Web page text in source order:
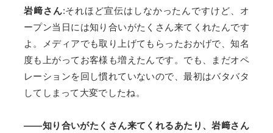
岩﨑さん:それほど宣伝はしなかったんですけど、オ
ープン当日には知り合いがたくさん来てくれたんです
よ。メディアでも取り上げてもらったおかげで、知名
度も上がってお客様も増えたんです。でも、まだオペ
レーションを回し慣れていないので、最初はバタバタ
してしまって大変でしたね。
——知り合いがたくさん来てくれるあたり、岩﨑さん